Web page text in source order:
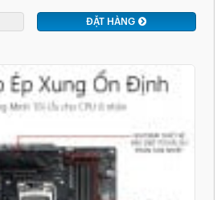
ĐẶT HÀNG